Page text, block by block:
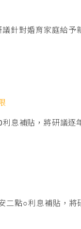
針對婚育家庭給
息補貼，將研議逐
點○利息補貼，